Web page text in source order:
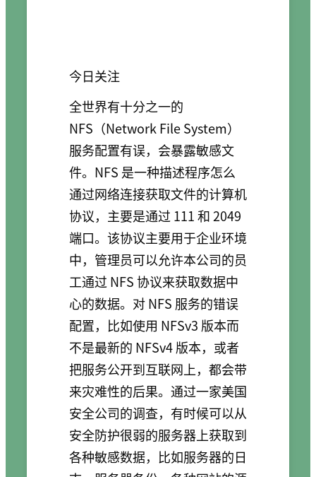
今日关注
全世界有十分之一的
NFS（Network File System）
服务配置有误，会暴露敏感文
件。NFS 是一种描述程序怎么
通过网络连接获取文件的计算机
协议，主要是通过 111 和 2049
端口。该协议主要用于企业环境
中，管理员可以允许本公司的员
工通过 NFS 协议来获取数据中
心的数据。对 NFS 服务的错误
配置，比如使用 NFSv3 版本而
不是最新的 NFSv4 版本，或者
把服务公开到互联网上，都会带
来灾难性的后果。通过一家美国
安全公司的调查，有时候可以从
安全防护很弱的服务器上获取到
各种敏感数据，比如服务器的日